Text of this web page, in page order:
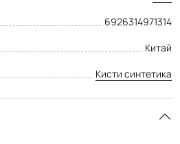
6926314971314
Китай
Кисти синтетика